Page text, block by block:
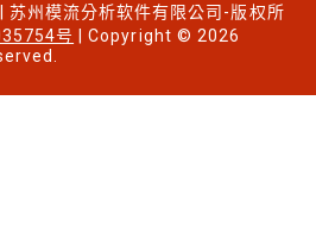
| 苏州模流分析软件有限公司-版权所
号
| Copyright © 2026